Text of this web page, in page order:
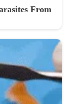
From